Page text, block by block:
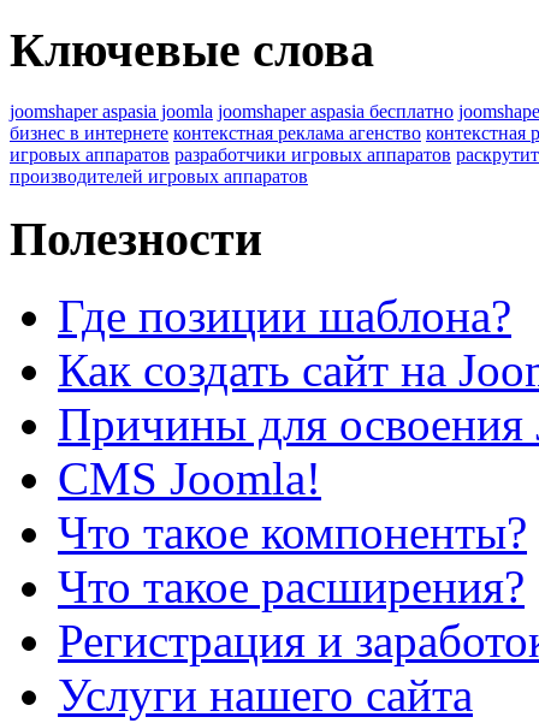
Ключевые слова
joomshaper aspasia joomla joomshaper aspasia бесплатно
бизнес в интернете контекстная реклама агенство контекстная
игровых аппаратов разработчики игровых аппаратов
производителей игровых аппаратов
Полезности
Где позиции шаблона?
Как создать сайт на
Причины для освоения
CMS Joomla!
Что такое компоненты?
Что такое расширения?
Регистрация и
Услуги нашего сайта